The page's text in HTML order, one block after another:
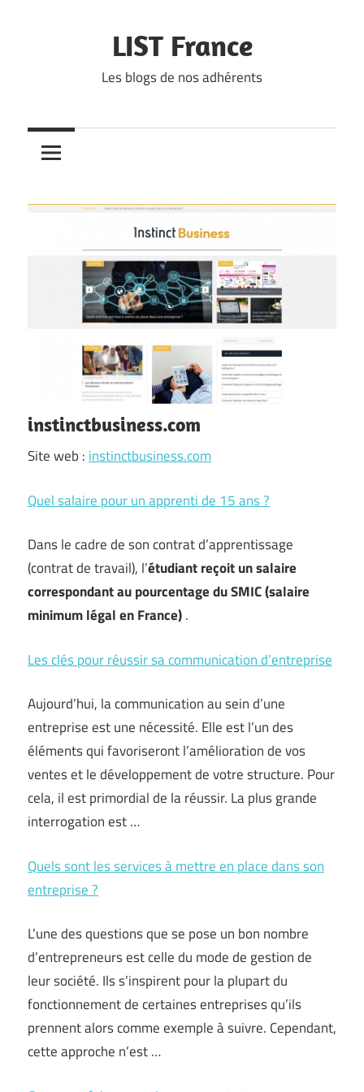
LIST France
Les blogs de nos adhérents
instinctbusiness.com
Site web : instinctbusiness.com
Quel salaire pour un apprenti de 15 ans ?
Dans le cadre de son contrat d’apprentissage
(contrat de travail), l’étudiant reçoit un salaire
correspondant au pourcentage du SMIC (salaire
minimum légal en France).
Les clés pour réussir sa communication d’entreprise
Aujourd’hui, la communication au sein d’une
entreprise est une nécessité. Elle est l’un des
éléments qui favoriseront l’amélioration de vos
ventes et le développement de votre structure. Pour
cela, il est primordial de la réussir. La plus grande
interrogation est …
Quels sont les services à mettre en place dans son
entreprise ?
L’une des questions que se pose un bon nombre
d’entrepreneurs est celle du mode de gestion de
leur société. Ils s’inspirent pour la plupart du
fonctionnement de certaines entreprises qu’ils
prennent alors comme exemple à suivre. Cependant,
cette approche n’est …